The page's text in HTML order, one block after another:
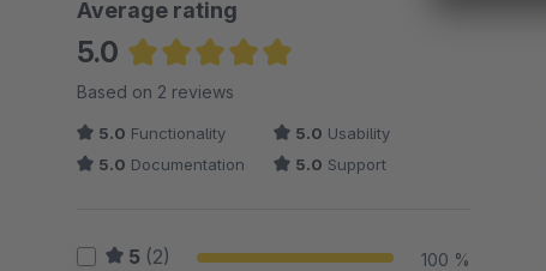
Average rating
5.0
Average rating of 5 out of 5 stars
Based on 2 reviews
5.0 Functionality 5.0 Usability
5.0 Documentation 5.0 Support
5 (2) 100 %